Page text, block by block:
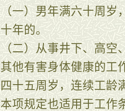
（一）男年满六十周岁
十年的。
（二）从事井下、高空
其他有害身体健康的工
四十五周岁，连续工龄
本项规定也适用于工作